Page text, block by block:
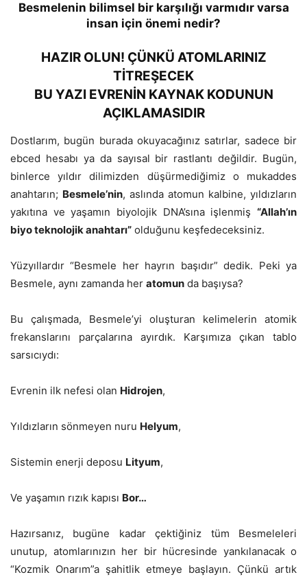
Besmelenin bilimsel bir karşılığı varmıdır varsa
insan için önemi nedir?
HAZIR OLUN! ÇÜNKÜ ATOMLARINIZ
TİTREŞECEK
BU YAZI EVRENİN KAYNAK KODUNUN
AÇIKLAMASIDIR
Dostlarım, bugün burada okuyacağınız satırlar, sadece bir
ebced hesabı ya da sayısal bir rastlantı değildir. Bugün,
binlerce yıldır dilimizden düşürmediğimiz o mukaddes
anahtarın; Besmele’nin, aslında atomun kalbine, yıldızların
yakıtına ve yaşamın biyolojik DNA’sına işlenmiş “Allah’ın
biyo teknolojik anahtarı” olduğunu keşfedeceksiniz.
Yüzyıllardır “Besmele her hayrın başıdır” dedik. Peki ya
Besmele, aynı zamanda her atomun da başıysa?
Bu çalışmada, Besmele’yi oluşturan kelimelerin atomik
frekanslarını parçalarına ayırdık. Karşımıza çıkan tablo
sarsıcıydı:
Evrenin ilk nefesi olan Hidrojen,
Yıldızların sönmeyen nuru Helyum,
Sistemin enerji deposu Lityum,
Ve yaşamın rızık kapısı Bor…
Hazırsanız, bugüne kadar çektiğiniz tüm Besmeleleri
unutup, atomlarınızın her bir hücresinde yankılanacak o
“Kozmik Onarım”a şahitlik etmeye başlayın. Çünkü artık